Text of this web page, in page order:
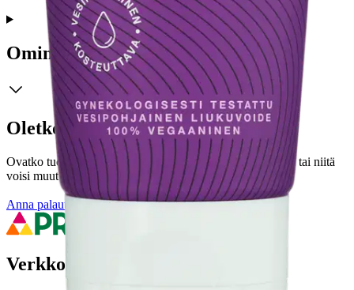
Ominaisuudet
Oletko tyytyväinen tuotetietoihin?
Ovatko tuotetiedot riittävät? Jos tuotetiedoissa on puutteita tai niitä
voisi muuten parantaa, anna palautetta.
Anna palautetta ,Avautuu uuteen välilehteen
Verkkokauppa